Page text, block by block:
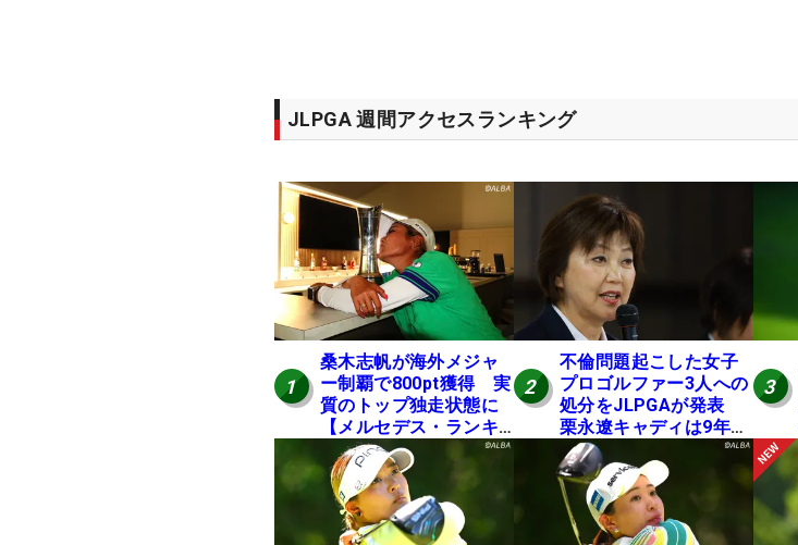
JLPGA 週間アクセスランキング
1
桑木志帆が海外メジャ
ー制覇で800pt獲得 実
質のトップ独走状態に
【メルセデス・ランキ
ング番外編】
2
不倫問題起こした女子
プロゴルファー3人への
処分をJLPGAが発表
栗永遼キャディは9年間
の立ち入り禁止
3